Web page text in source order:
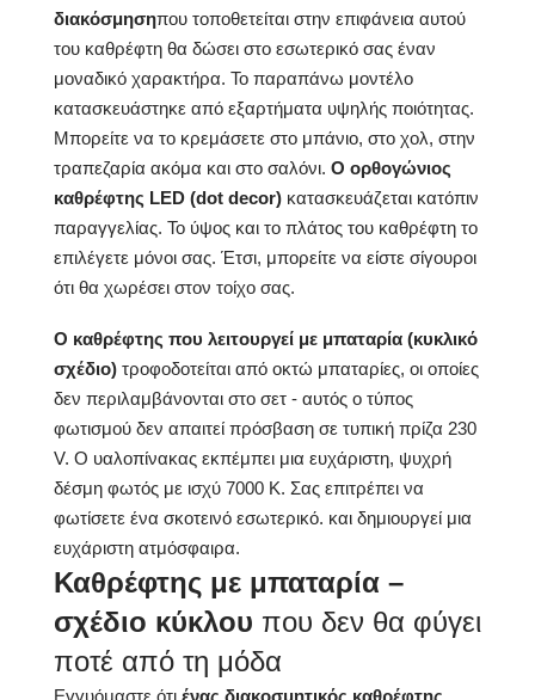
Σχήμα καθρέφτη
Ορθογώνια Καθρέφτης
LED
Προτιμώμενα δωμάτια
Μπάνιο, Σαλόνι,
Διάδρομος, Υπνοδωμάτιο,
Τραπεζαρία
Μεταφορά
Η κατάλληλα
προετοιμασμένη
συσκευασία εγγυάται την
ασφαλή μεταφορά στο
σπίτι σας
άκρες
διακόσμησηπου τοποθετείται στην επιφάνεια αυτού
του καθρέφτη θα δώσει στο εσωτερικό σας έναν
μοναδικό χαρακτήρα. Το παραπάνω μοντέλο
κατασκευάστηκε από εξαρτήματα υψηλής ποιότητας.
Μπορείτε να το κρεμάσετε στο μπάνιο, στο χολ, στην
τραπεζαρία ακόμα και στο σαλόνι. Ο ορθογώνιος
καθρέφτης LED (dot decor) κατασκευάζεται κατόπιν
παραγγελίας. Το ύψος και το πλάτος του καθρέφτη το
επιλέγετε μόνοι σας. Έτσι, μπορείτε να είστε σίγουροι
ότι θα χωρέσει στον τοίχο σας.
Ο καθρέφτης που λειτουργεί με μπαταρία (κυκλικό
σχέδιο) τροφοδοτείται από οκτώ μπαταρίες, οι οποίες
δεν περιλαμβάνονται στο σετ - αυτός ο τύπος
φωτισμού δεν απαιτεί πρόσβαση σε τυπική πρίζα 230
V. Ο υαλοπίνακας εκπέμπει μια ευχάριστη, ψυχρή
δέσμη φωτός με ισχύ 7000 K. Σας επιτρέπει να
φωτίσετε ένα σκοτεινό εσωτερικό. και δημιουργεί μια
ευχάριστη ατμόσφαιρα.
Καθρέφτης με μπαταρία –
σχέδιο κύκλου που δεν θα φύγει
ποτέ από τη μόδα
Εγγυόμαστε ότι ένας διακοσμητικός καθρέφτης